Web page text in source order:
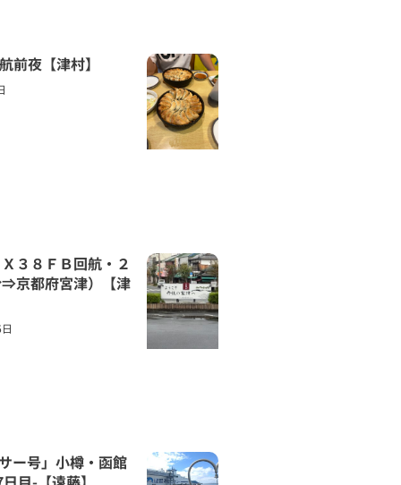
前夜【津村】
３８ＦＢ回航・２
京都府宮津）【津
ー号」小樽・函館